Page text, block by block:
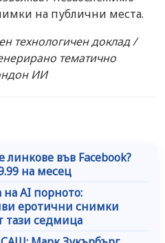
на публични места.
технологичен доклад /
тематично
ИИ
във Facebook?
на месец
AI порното:
еротични снимки
тази седмица